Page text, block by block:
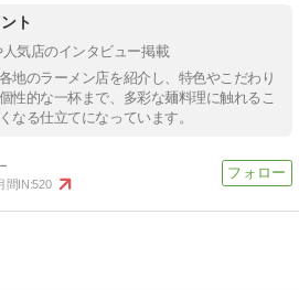
ト
気店のインタビュー掲載
地のラーメン店を紹介し、特色やこだわり
性的な一杯まで、多彩な麺料理に触れるこ
なる仕立てになっています。
間IN:520